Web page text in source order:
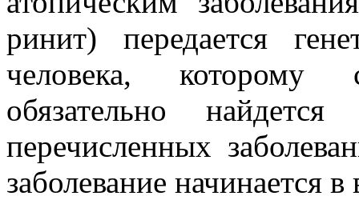
ринит) передается
человека, которому
обязательно
перечисленных
заболевание начинается в